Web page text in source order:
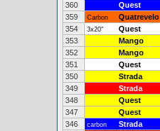
360
Quest
359
Carbon Quatrevelo
354
3x20" Quest
353
Mango
352
Mango
351
Quest
350
Strada
349
Strada
348
Quest
347
Quest
346
carbon Strada